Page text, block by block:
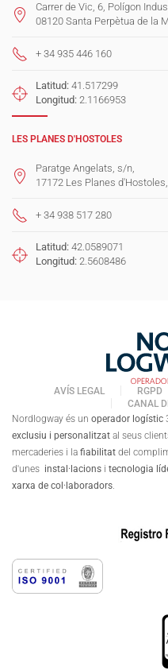
Carrer de Vic, 6, Polígon
08120 Santa Perpètua de la
+ 34 935 446 160
Latitud: 41.517299
Longitud: 2.1166953
LES PLANES D'HOSTOLES
Paratge Angelats, s/n,
17172 Les Planes
+ 34 938 517 280
Latitud: 42.0589071
Longitud: 2.5608486
AVÍS LEGAL RGPD
CANAL
Nordlogway és un operador logístic
exclusiu i personalitzat al seus
mercaderies i la fiabilitat del
d'unes instal·lacions i tecnologia
xarxa de col·laboradors